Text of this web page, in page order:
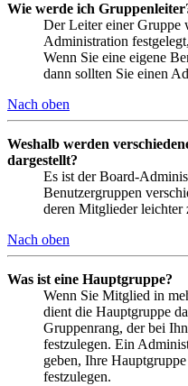
Wie werde ich
Der Leiter einer Gruppe
Administration
Wenn Sie eine eigene
dann sollten Sie einen
Nach oben
Weshalb werden
dargestellt?
Es ist der Board-
Benutzergruppen
deren Mitglieder leichter
Nach oben
Was ist eine Hauptgruppe?
Wenn Sie Mitglied in
dient die Hauptgruppe
Gruppenrang, der bei
festzulegen. Ein
geben, Ihre
festzulegen.